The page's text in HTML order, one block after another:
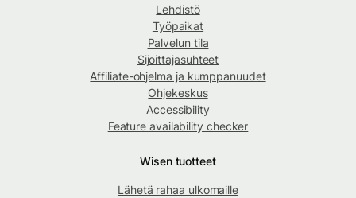
Lehdistö
Työpaikat
Palvelun tila
Sijoittajasuhteet
Affiliate-ohjelma ja kumppanuudet
Ohjekeskus
Accessibility
Feature availability checker
Wisen tuotteet
Lähetä rahaa ulkomaille